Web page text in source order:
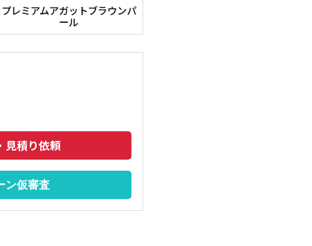
プレミアムアガットブラウンパ
ール
見積り依頼
ン仮審査